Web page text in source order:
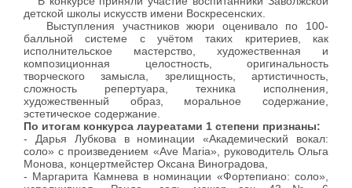
детской школы искусств имени Воскресенских.
Выступления участников жюри оценивало по 100-
балльной системе с учётом таких критериев, как
исполнительское мастерство, художественная и
композиционная целостность, оригинальность
творческого замысла, зрелищность, артистичность,
сложность репертуара, техника исполнения,
художественный образ, моральное содержание,
эстетическое содержание.
По итогам конкурса лауреатами 1 степени признаны:
- Дарья Лубкова в номинации «Академический вокал:
соло» с произведением «Ave Maria», руководитель Ольга
Монова, концертмейстер Оксана Виноградова,
- Маргарита Камнева в номинации «Фортепиано: соло»,